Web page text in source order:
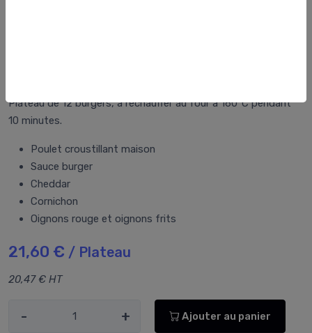
Plateau de 12 burgers, à réchauffer au four à 160°C pendant
10 minutes.
Poulet croustillant maison
Sauce burger
Cheddar
Cornichon
Oignons rouge et oignons frits
21,60 € / Plateau
20,47 € HT
- + Ajouter au panier